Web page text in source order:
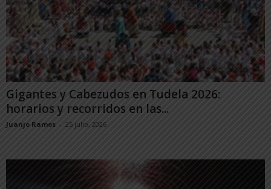
Gigantes y Cabezudos en Tudela 2026:
horarios y recorridos en las...
Juanjo Ramos - 25 julio, 2026